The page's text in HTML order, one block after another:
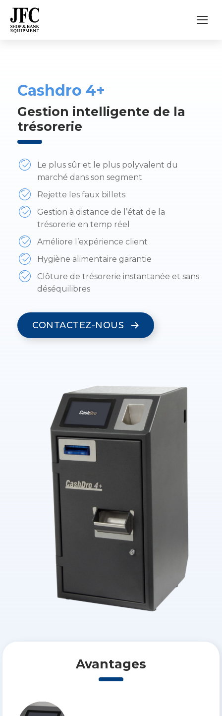
Cashdro 4+
Gestion intelligente de la
trésorerie
Le plus sûr et le plus polyvalent du
marché dans son segment
Rejette les faux billets
Gestion à distance de l’état de la
trésorerie en temp réel
Améliore l’expérience client
Hygiène alimentaire garantie
Clôture de trésorerie instantanée et sans
déséquilibres
CONTACTEZ-NOUS
Avantages